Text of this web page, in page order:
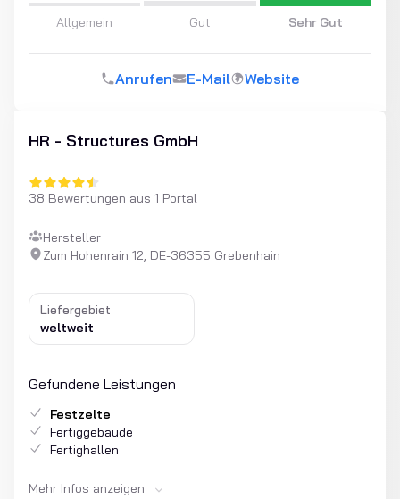
Allgemein Gut Sehr Gut
Anrufen E-Mail Website
HR - Structures GmbH
38 Bewertungen aus 1 Portal
Hersteller
Zum Hohenrain 12, DE-36355 Grebenhain
Liefergebiet
weltweit
Gefundene Leistungen
Festzelte
Fertiggebäude
Fertighallen
Mehr Infos anzeigen